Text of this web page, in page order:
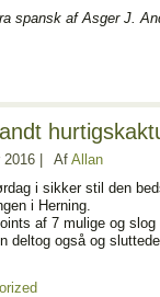
af Asger J.
2016 Af Allan
i sikker stil den
i Herning.
af 7 mulige og
deltog også og